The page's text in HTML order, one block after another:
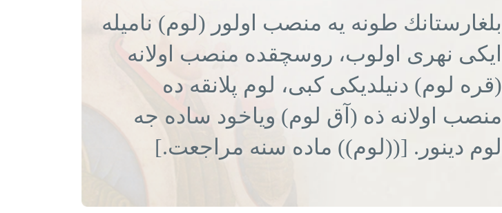
بلغارستانك طونه یه منصب اولور (لوم) نامیله
ایكی نهری اولوب، روسچقده منصب اولانه
(قره لوم) دنیلدیكی كبی، لوم پلانقه ده
منصب اولانه ذه (آق لوم) ویاخود ساده جه
لوم دینور. [((لوم)) ماده سنه مراجعت.]